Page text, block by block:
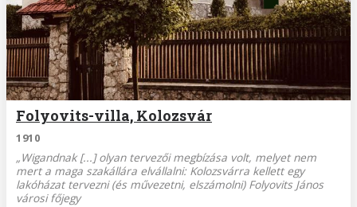
Folyovits-villa, Kolozsvár
1910
„Wigandnak [...] olyan tervezői megbízása volt, melyet nem
mert a maga szakállára elvállalni: Kolozsvárra kellett egy
lakóházat tervezni (és művezetni, elszámolni) Folyovits János
városi főjegy